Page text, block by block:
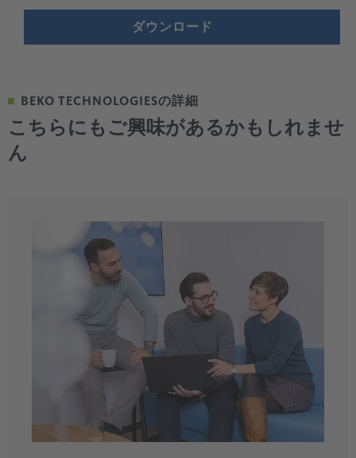
ダウンロード
BEKO TECHNOLOGIESの詳細
こちらにもご興味があるかもしれませ
ん